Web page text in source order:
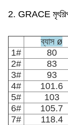
2. GRACE মৃৎশিল্প
ব্যাস ø
1#
80
2#
83
3#
93
4#
101.6
5#
103
6#
105.7
7#
118.4